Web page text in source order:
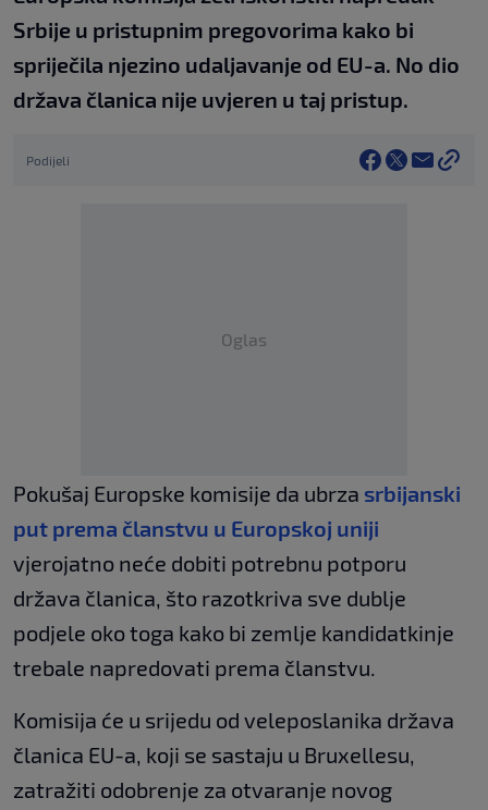
Srbije u pristupnim pregovorima kako bi
spriječila njezino udaljavanje od EU-a. No dio
država članica nije uvjeren u taj pristup.
Podijeli
Oglas
Pokušaj Europske komisije da ubrza srbijanski
put prema članstvu u Europskoj uniji
vjerojatno neće dobiti potrebnu potporu
država članica, što razotkriva sve dublje
podjele oko toga kako bi zemlje kandidatkinje
trebale napredovati prema članstvu.
Komisija će u srijedu od veleposlanika država
članica EU-a, koji se sastaju u Bruxellesu,
zatražiti odobrenje za otvaranje novog